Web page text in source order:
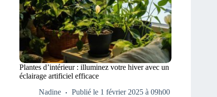
Plantes d’intérieur : illuminez votre hiver avec un
éclairage artificiel efficace
Nadine
Publié le 1 février 2025 à 09h00